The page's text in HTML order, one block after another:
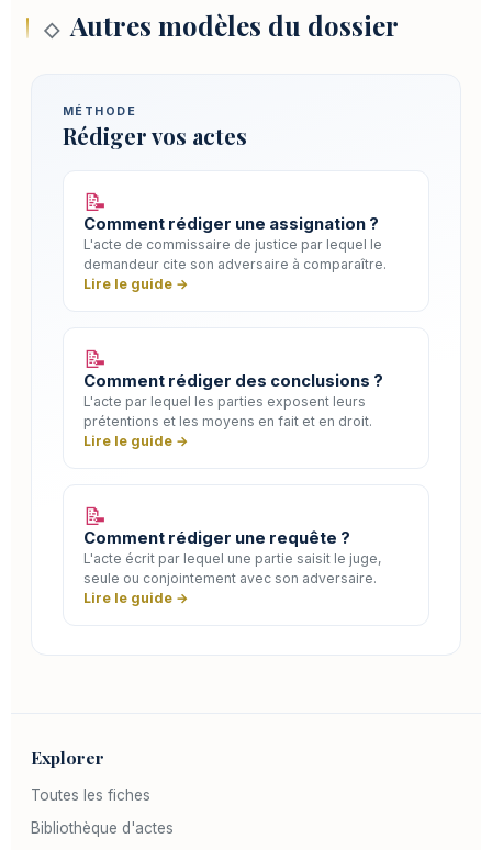
statue…
◇ Autres modèles du dossier
MÉTHODE
Rédiger vos actes
📝
Comment rédiger une assignation ?
L'acte de commissaire de justice par lequel le
demandeur cite son adversaire à comparaître.
Lire le guide →
📝
Comment rédiger des conclusions ?
L'acte par lequel les parties exposent leurs
prétentions et les moyens en fait et en droit.
Lire le guide →
📝
Comment rédiger une requête ?
L'acte écrit par lequel une partie saisit le juge,
seule ou conjointement avec son adversaire.
Lire le guide →
Explorer
Toutes les fiches
Bibliothèque d'actes